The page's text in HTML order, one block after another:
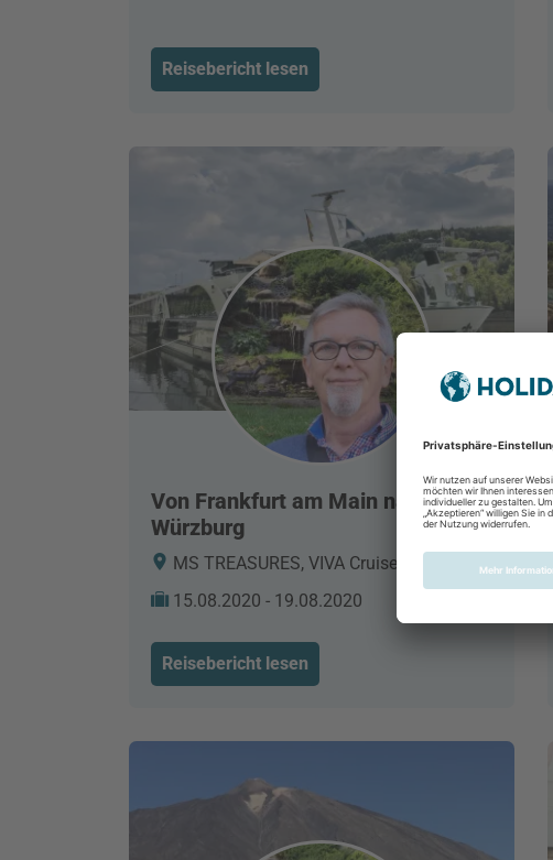
Reisebericht lesen
Von Frankfurt am Main nach
Würzburg
MS TREASURES, VIVA Cruises,
15.08.2020 - 19.08.2020
Reisebericht lesen